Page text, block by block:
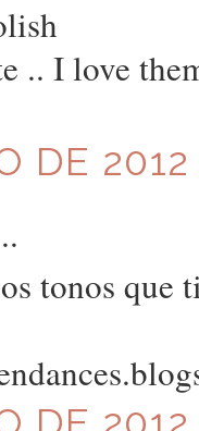
.. I love
DE
tonos que